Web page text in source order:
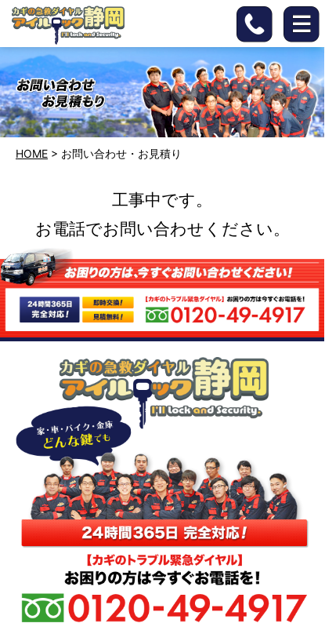
HOME > お問い合わせ・お見積り
工事中です。
お電話でお問い合わせください。